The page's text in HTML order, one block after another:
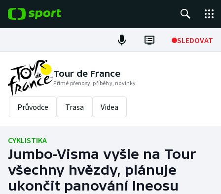
SLEDOVAT
Fotbal
Hokej
Tenis
Cyklistika
DALŠÍ SPORTY
Tour de France
Přímé přenosy, příběhy, novinky
Průvodce Trasa Videa
CYKLISTIKA
Jumbo-Visma vyšle na Tour
všechny hvězdy, plánuje
ukončit panování Ineosu